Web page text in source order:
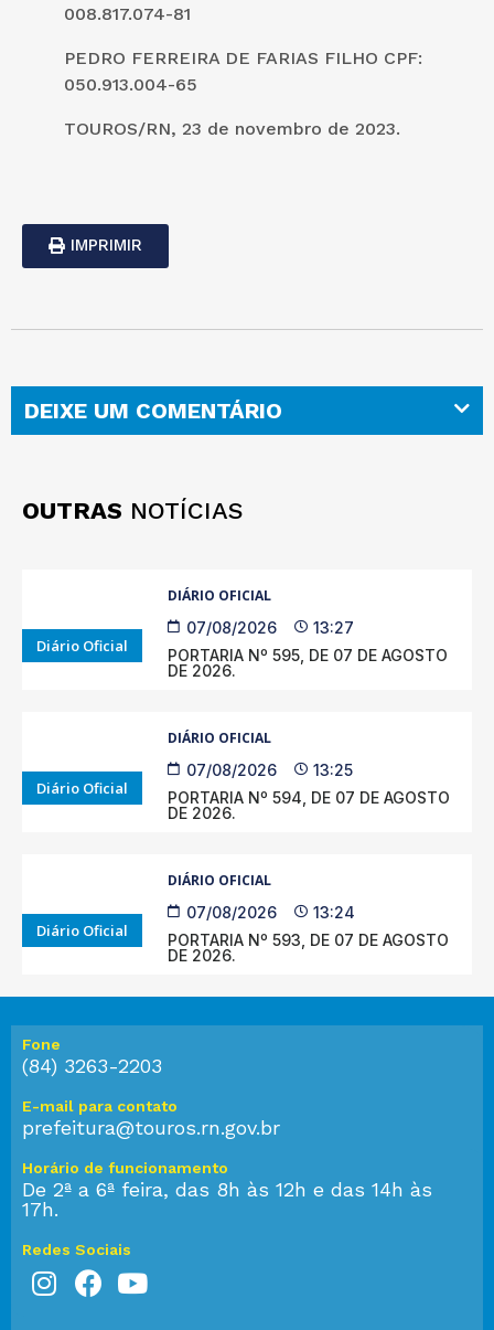
008.817.074-81
PEDRO FERREIRA DE FARIAS FILHO CPF:
050.913.004-65
TOUROS/RN, 23 de novembro de 2023.
IMPRIMIR
DEIXE UM COMENTÁRIO
OUTRAS NOTÍCIAS
Diário Oficial
DIÁRIO OFICIAL
07/08/2026
13:27
PORTARIA Nº 595, DE 07 DE AGOSTO
DE 2026.
Diário Oficial
DIÁRIO OFICIAL
07/08/2026
13:25
PORTARIA Nº 594, DE 07 DE AGOSTO
DE 2026.
Diário Oficial
DIÁRIO OFICIAL
07/08/2026
13:24
PORTARIA Nº 593, DE 07 DE AGOSTO
DE 2026.
Fone
(84) 3263-2203
E-mail para contato
prefeitura@touros.rn.gov.br
Horário de funcionamento
De 2ª a 6ª feira, das 8h às 12h e das 14h às
17h.
Redes Sociais